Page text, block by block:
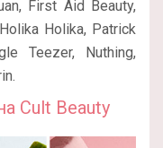
First Aid Beauty,
Holika, Patrick
Teezer, Nuthing,
Cult Beauty